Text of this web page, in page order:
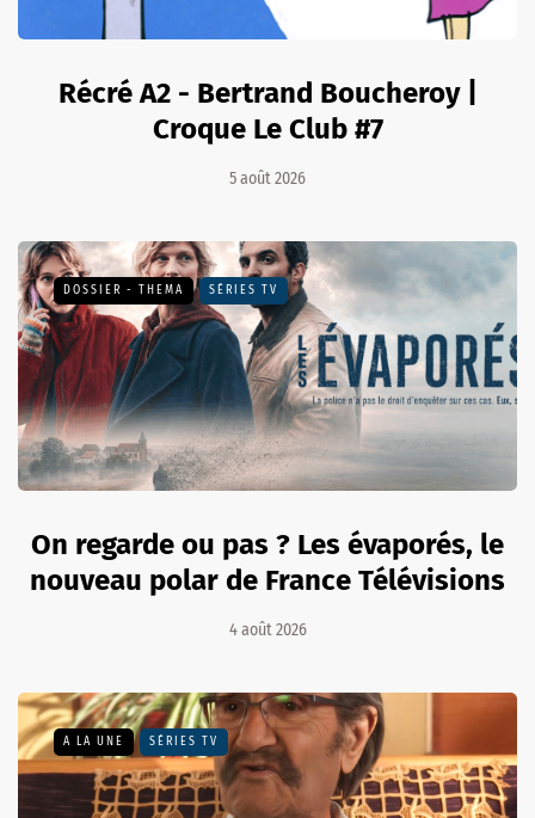
Récré A2 - Bertrand Boucheroy |
Croque Le Club #7
5 août 2026
DOSSIER - THEMA SÉRIES TV
On regarde ou pas ? Les évaporés, le
nouveau polar de France Télévisions
4 août 2026
A LA UNE SÉRIES TV